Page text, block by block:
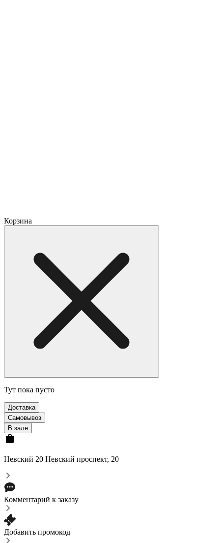
Корзина
Тут пока пусто
Доставка
Самовывоз
В зале
Невский 20 Невский проспект, 20
Комментарий к заказу
Добавить промокод